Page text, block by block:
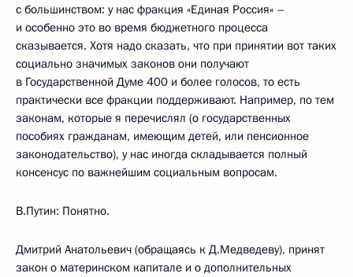
с большинством: у нас фракция «Единая Россия» –
и особенно это во время бюджетного процесса
сказывается. Хотя надо сказать, что при принятии вот таких
социально значимых законов они получают
в Государственной Думе 400 и более голосов, то есть
практически все фракции поддерживают. Например, по тем
законам, которые я перечислял (о государственных
пособиях гражданам, имеющим детей, или пенсионное
законодательство), у нас иногда складывается полный
консенсус по важнейшим социальным вопросам.
В.Путин: Понятно.
Дмитрий Анатольевич (обращаясь к Д.Медведеву), принят
закон о материнском капитале и о дополнительных